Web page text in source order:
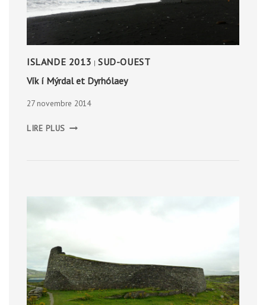
ISLANDE 2013 | SUD-OUEST
Vík í Mýrdal et Dyrhólaey
27 novembre 2014
LIRE PLUS